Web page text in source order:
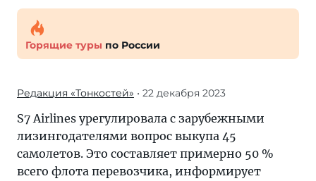
Горящие туры по России
Редакция «Тонкостей» • 22 декабря 2023
S7 Airlines урегулировала с зарубежными
лизингодателями вопрос выкупа 45
самолетов. Это составляет примерно 50 %
всего флота перевозчика, информирует